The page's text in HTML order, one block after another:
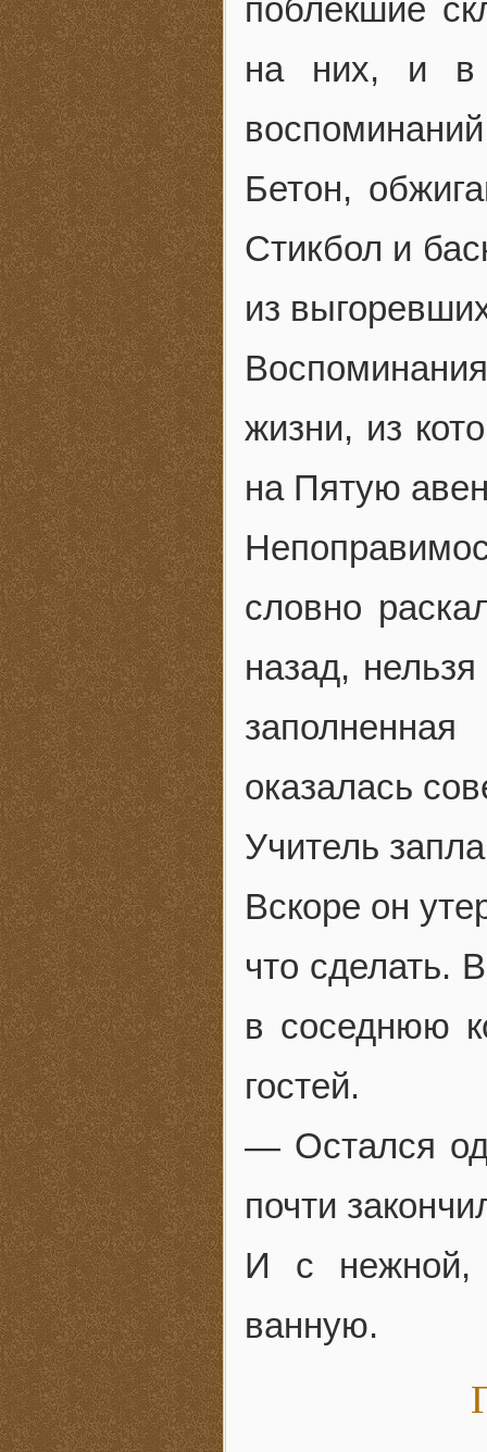
поблекшие
на них, и в
Бетон,
Стикбол и
из
жизни, из
на Пятую
словно
назад,
заполненная
оказалась
Учитель
Вскоре он
что сделать.
в соседнюю
гостей.
— Остался
почти
И с нежной,
ванную.